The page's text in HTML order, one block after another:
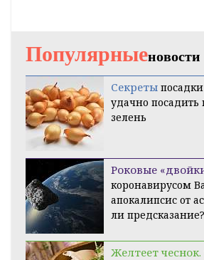
Популярныеновости
Секреты
удачно посадить
зелень
Роковые
коронавирусом
апокалипсис от
ли предсказание?
Желтеет чеснок.